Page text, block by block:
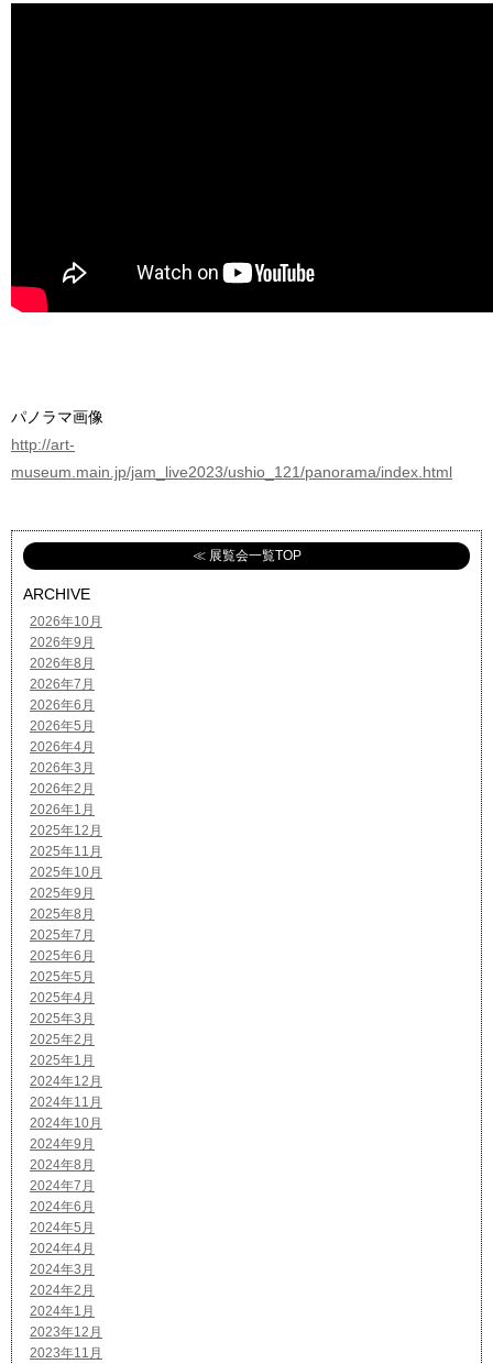
パノラマ画像
http://art-
museum.main.jp/jam_live2023/ushio_121/panorama/index.html
≪ 展覧会一覧TOP
ARCHIVE
2026年10月
2026年9月
2026年8月
2026年7月
2026年6月
2026年5月
2026年4月
2026年3月
2026年2月
2026年1月
2025年12月
2025年11月
2025年10月
2025年9月
2025年8月
2025年7月
2025年6月
2025年5月
2025年4月
2025年3月
2025年2月
2025年1月
2024年12月
2024年11月
2024年10月
2024年9月
2024年8月
2024年7月
2024年6月
2024年5月
2024年4月
2024年3月
2024年2月
2024年1月
2023年12月
2023年11月